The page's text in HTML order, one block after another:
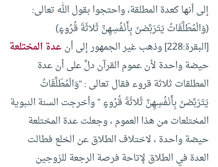
إلى أنها كعدة المطلقة، واحتجوا بقول الله تعالى:
(وَالْمُطَلَّقَاتُ يَتَرَبَّصْنَ بِأَنْفُسِهِنَّ ثَلاثَةَ قُرُوءٍ)
[البقرة:228] وذهب غير الجمهور إلى أن
عدة المختلعة
حيضة واحدة لأن عموم القرآن دلَّ على أن عدة
المطلقات ثلاثة قروء فقال تعالى : “وَالْمُطَلَّقَاتُ
يَتَرَبَّصْنَ بِأَنْفُسِهِنَّ ثَلاثَةَ قُرُوءٍ ” وأخرجت السنة النبوية
المختلعات من هذا العموم ، وجعلت عدة المختلعة
حيضة واحدة ، لاختلاف الطلاق عن الخلع فطالت
العدة في الطلاق لإتاحة فرصة الرجعة للزوجين